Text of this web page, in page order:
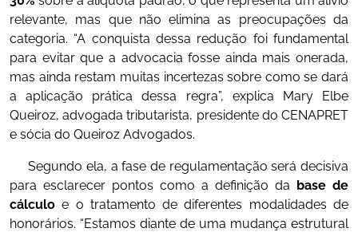
relevante, mas que não elimina as preocupações da
categoria. “A conquista dessa redução foi fundamental
para evitar que a advocacia fosse ainda mais onerada,
mas ainda restam muitas incertezas sobre como se dará
a aplicação prática dessa regra”, explica Mary Elbe
Queiroz, advogada tributarista, presidente do CENAPRET
e sócia do Queiroz Advogados.
Segundo ela, a fase de regulamentação será decisiva
para esclarecer pontos como a definição da base de
cálculoe o tratamento de diferentes modalidades de
honorários. “Estamos diante de uma mudança estrutural